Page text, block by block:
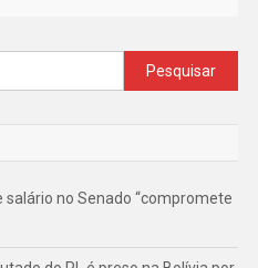
Pesquisar
por:
salário no Senado “compromete